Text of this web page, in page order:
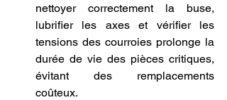
nettoyer correctement la buse,
lubrifier les axes et vérifier les
tensions des courroies prolonge la
durée de vie des pièces critiques,
évitant des remplacements
coûteux.